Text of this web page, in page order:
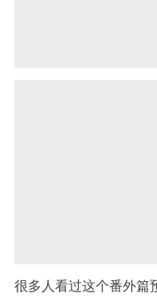
很多人看过这个番外篇